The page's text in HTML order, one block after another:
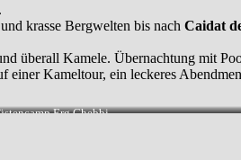
.
krasse Bergwelten bis nach Caidat
überall Kamele. Übernachtung mit
einer Kameltour, ein leckeres
Erg Chebbi.